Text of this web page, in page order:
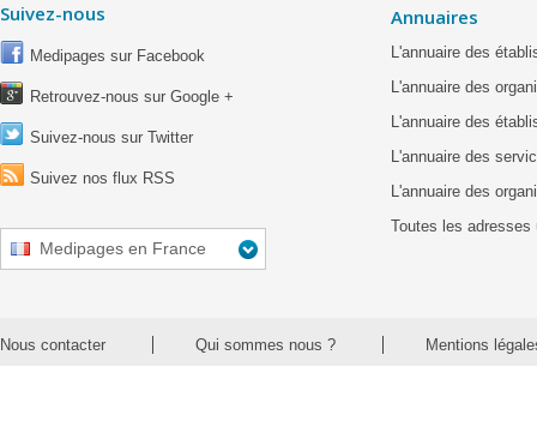
Suivez-nous
Medipages sur Facebook
Retrouvez-nous sur Google +
Suivez-nous sur Twitter
Suivez nos flux RSS
Medipages en France
Annuaires
L'annuaire des
L'annuaire des
L'annuaire des
L'annuaire des
L'annuaire des
Toutes les adresses
Nous contacter Qui sommes nous ? Mentions